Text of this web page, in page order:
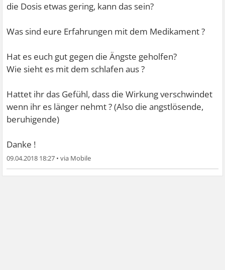
die Dosis etwas gering, kann das sein?
Was sind eure Erfahrungen mit dem Medikament ?
Hat es euch gut gegen die Ängste geholfen?
Wie sieht es mit dem schlafen aus ?
Hattet ihr das Gefühl, dass die Wirkung verschwindet
wenn ihr es länger nehmt ? (Also die angstlösende,
beruhigende)
Danke !
09.04.2018 18:27 •